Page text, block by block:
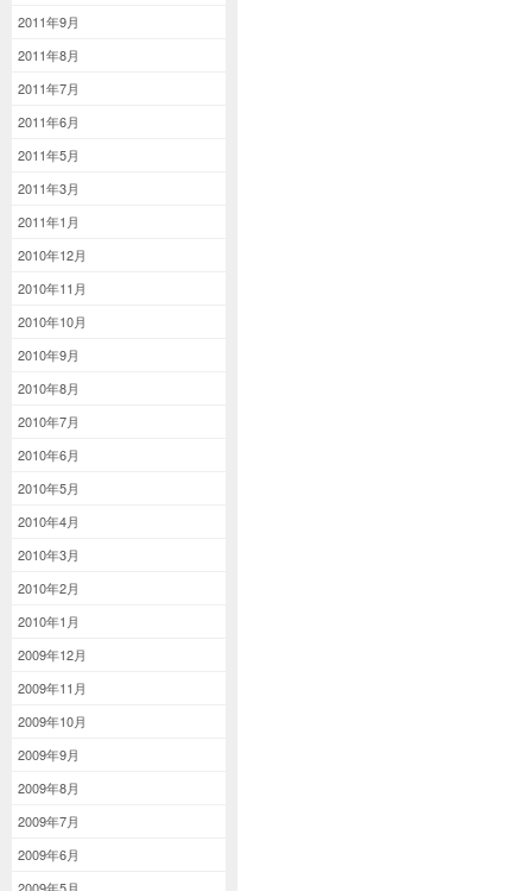
2011年9月
2011年8月
2011年7月
2011年6月
2011年5月
2011年3月
2011年1月
2010年12月
2010年11月
2010年10月
2010年9月
2010年8月
2010年7月
2010年6月
2010年5月
2010年4月
2010年3月
2010年2月
2010年1月
2009年12月
2009年11月
2009年10月
2009年9月
2009年8月
2009年7月
2009年6月